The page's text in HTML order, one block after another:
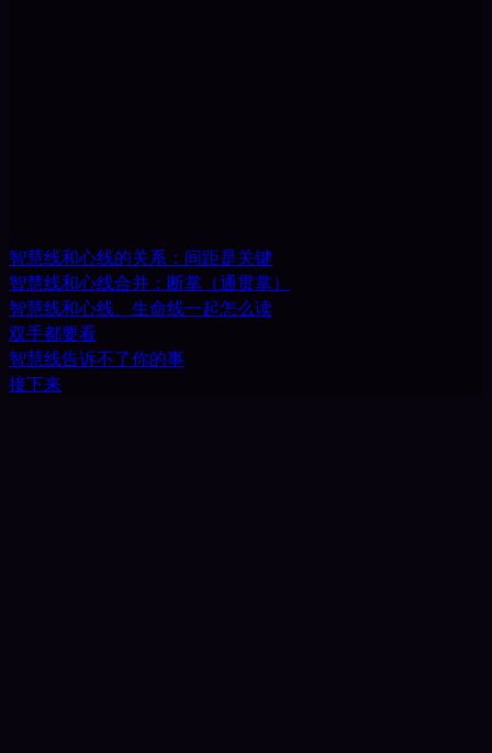
智慧线和心线的关系：间距是关键
智慧线和心线合并：断掌（通贯掌）
智慧线和心线、生命线一起怎么读
双手都要看
智慧线告诉不了你的事
接下来